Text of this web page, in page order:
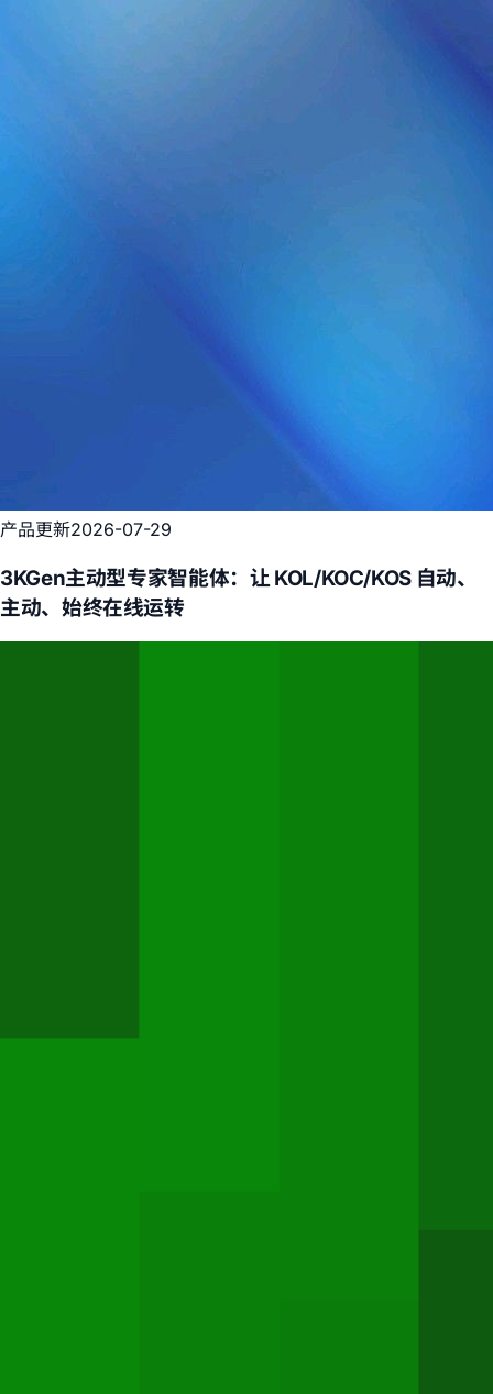
产品更新2026-07-29
3KGen主动型专家智能体：让 KOL/KOC/KOS 自动、
主动、始终在线运转